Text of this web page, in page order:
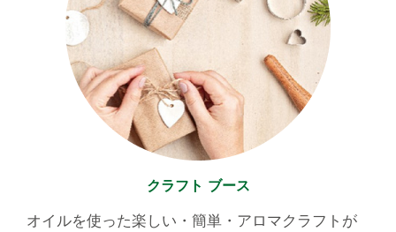
クラフト ブース
オイルを使った楽しい・簡単・アロマクラフトが